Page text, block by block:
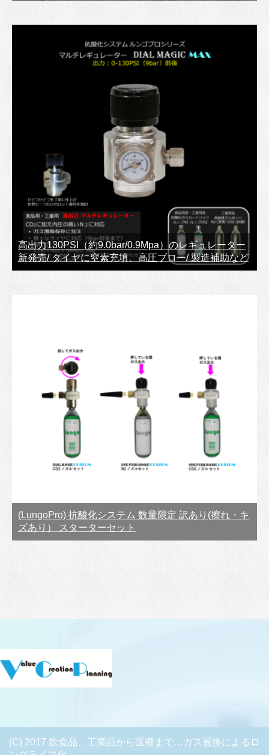
高出力130PSI（約9.0bar/0.9Mpa）のレギュレーター
新発売/ タイヤに窒素充填、高圧ブロー/ 製造補助など
(LungoPro) 抗酸化システム 数量限定 訳あり(擦れ・キ
ズあり） スターターセット
(C) 2017 飲食品、工業品から医療まで…ガス置換によるロ